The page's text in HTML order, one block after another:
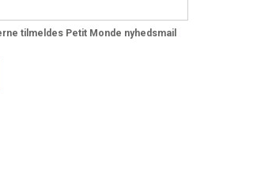
tilmeldes Petit Monde nyhedsmail